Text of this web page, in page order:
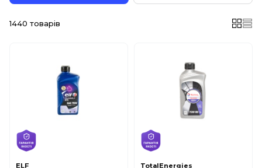
FORD USA
GEELY
1440 товарів
ELF TotalEnergies